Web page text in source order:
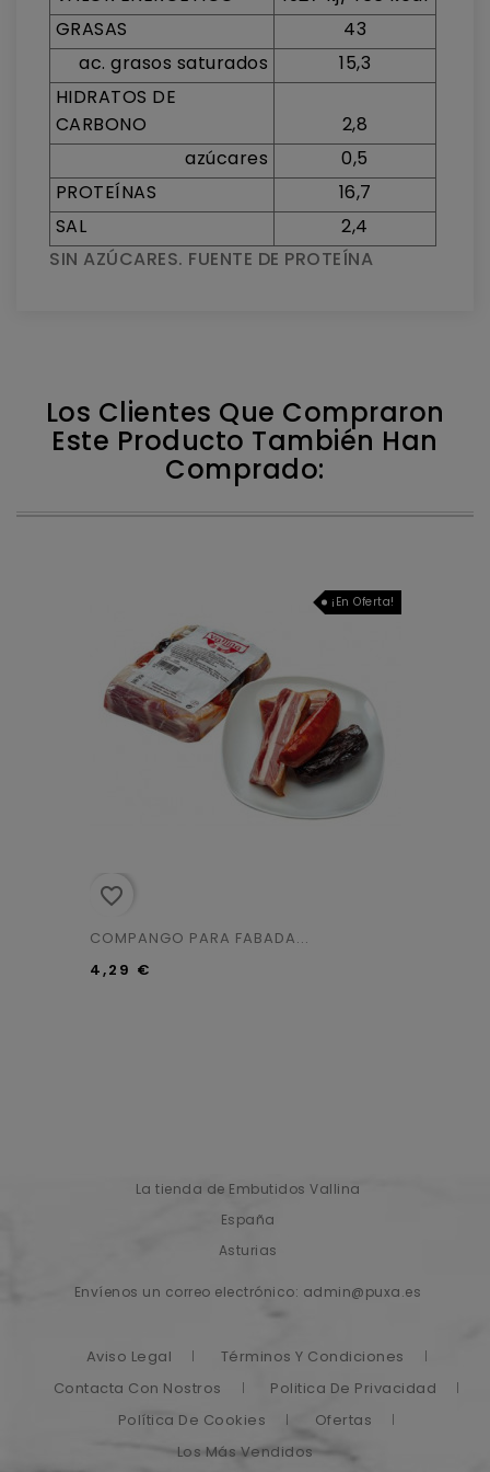
GRASAS
43
ac. grasos saturados
15,3
HIDRATOS DE
CARBONO
2,8
azúcares
0,5
PROTEÍNAS
16,7
SAL
2,4
SIN AZÚCARES. FUENTE DE PROTEÍNA
Los Clientes Que Compraron
Este Producto También Han
Comprado:
¡En Oferta!
favorite_border
COMPANGO PARA FABADA...
4,29 €
La tienda de Embutidos Vallina
España
Asturias
Envíenos un correo electrónico: admin@puxa.es
Aviso Legal
Términos Y Condiciones
Contacta Con Nostros
Politica De Privacidad
Política De Cookies
Ofertas
Los Más Vendidos